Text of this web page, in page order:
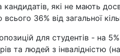
кандидатів, які не мають
36% від загальної
для студентів - на
та людей з інвалідністю